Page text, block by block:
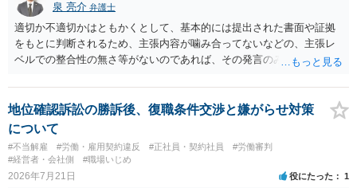
泉 亮介 弁護士
適切か不適切かはともかくとして、基本的には提出された書面や証拠
をもとに判断されるため、主張内容が噛み合ってないなどの、主張レ
ベルでの整合性の無さ等がないのであれば、その発言のみで大きく不
地位確認訴訟の勝訴後、復職条件交渉と嫌がらせ対策
について
#不当解雇 #労働・雇用契約違反 #正社員・契約社員
#労働審判
#経営者・会社側
#職場いじめ
2026年7月21日 役にたった 1